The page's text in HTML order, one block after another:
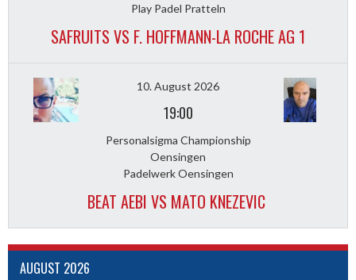
Play Padel Pratteln
SAFRUITS VS F. HOFFMANN-LA ROCHE AG 1
10. August 2026
19:00
Personalsigma Championship
Oensingen
Padelwerk Oensingen
BEAT AEBI VS MATO KNEZEVIC
AUGUST 2026